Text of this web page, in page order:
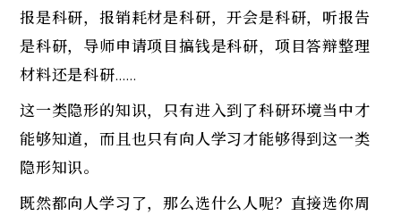
报是科研，报销耗材是科研，开会是科研，听报告
是科研，导师申请项目搞钱是科研，项目答辩整理
材料还是科研……
这一类隐形的知识，只有进入到了科研环境当中才
能够知道，而且也只有向人学习才能够得到这一类
隐形知识。
既然都向人学习了，那么选什么人呢？直接选你周